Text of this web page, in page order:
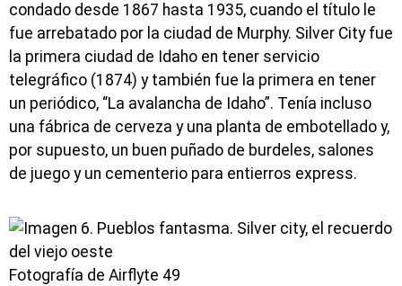
condado desde 1867 hasta 1935, cuando el título le
fue arrebatado por la ciudad de Murphy. Silver City fue
la primera ciudad de Idaho en tener servicio
telegráfico (1874) y también fue la primera en tener
un periódico, “La avalancha de Idaho”. Tenía incluso
una fábrica de cerveza y una planta de embotellado y,
por supuesto, un buen puñado de burdeles, salones
de juego y un cementerio para entierros express.
Fotografía de Airflyte 49